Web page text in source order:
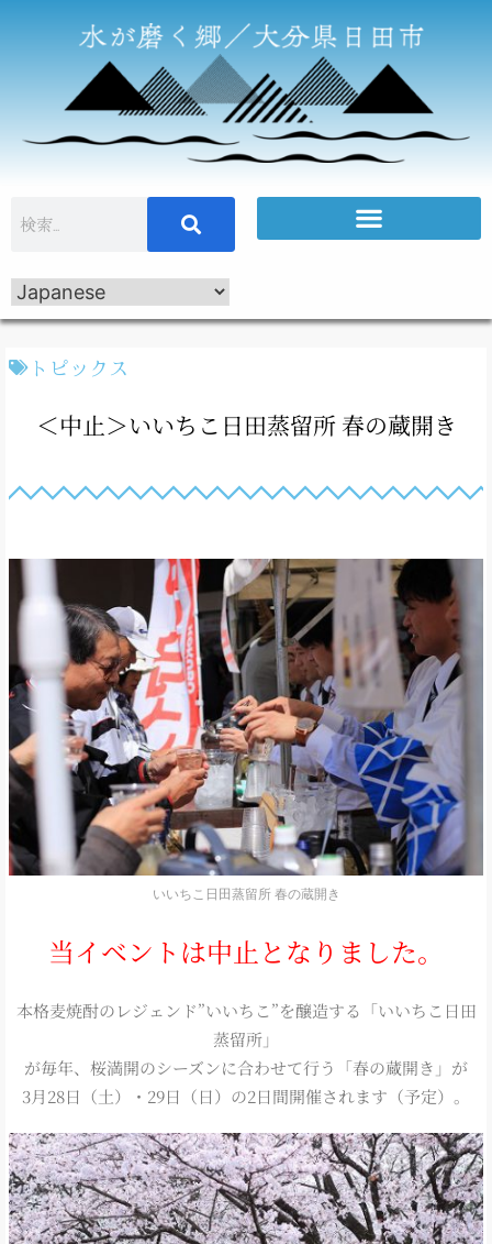
トピックス
＜中止＞いいちこ日田蒸留所 春の蔵開き
いいちこ日田蒸留所 春の蔵開き
当イベントは中止となりました。
本格麦焼酎のレジェンド”いいちこ”を醸造する「いいちこ日田
蒸留所」
が毎年、桜満開のシーズンに合わせて行う「春の蔵開き」が
3月28日（土）・29日（日）の2日間開催されます（予定）。